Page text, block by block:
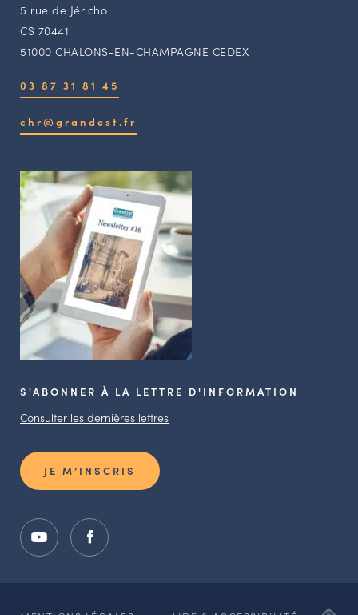
5 rue de Jéricho
CS 70441
51000 CHALONS-EN-CHAMPAGNE CEDEX
03 87 31 81 45
chr@grandest.fr
S'ABONNER À LA LETTRE D'INFORMATION
Consulter les dernières lettres
JE M’INSCRIS